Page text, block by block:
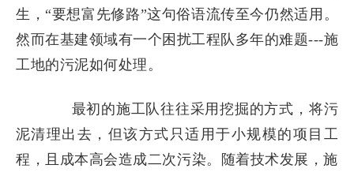
生，“要想富先修路”这句俗语流传至今仍然适用。
然而在基建领域有一个困扰工程队多年的难题---施
工地的污泥如何处理。
最初的施工队往往采用挖掘的方式，将污
泥清理出去，但该方式只适用于小规模的项目工
程，且成本高会造成二次污染。随着技术发展，施